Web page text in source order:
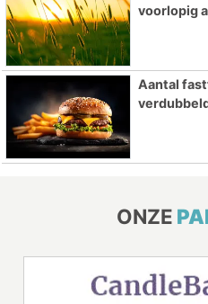
voorlopig
Aantal
ONZE